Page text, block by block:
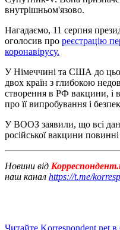
внутрішньом'язово.
Нагадаємо, 11 серпня
оголосив про реєстрацію
коронавірусу.
У Німеччині та США до
двох країн з глибокою
створення в РФ вакцини, і
про її випробування і
У ВООЗ заявили, що всі
російської вакцини
Новини від
наш канал https://t.me/
Читайте Korrespondent.net